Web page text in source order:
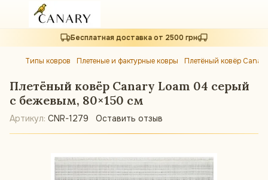
Бесплатная доставка от 2500 грн
Типы ковров Плетеные и фактурные ковры Плетёный ковёр
Плетёный ковёр Canary Loam 04 серый
с бежевым, 80×150 см
Артикул: CNR-1279 Оставить отзыв